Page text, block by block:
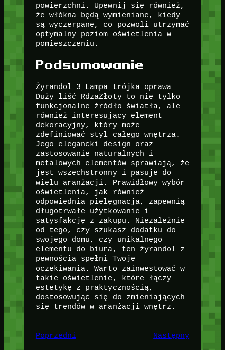
powierzchni. Upewnij się również,
że włókna będą wymieniane, kiedy
są wyczerpane, co pozwoli utrzymać
optymalny poziom oświetlenia w
pomieszczeniu.
Podsumowanie
Żyrandol 3 Lampa trójka oprawa
Duży liść RdzaZłoty to nie tylko
funkcjonalne źródło światła, ale
również interesujący element
dekoracyjny, który może
zdefiniować styl całego wnętrza.
Jego elegancki design oraz
zastosowanie naturalnych i
metalowych elementów sprawiają, że
jest wszechstronny i pasuje do
wielu aranżacji. Prawidłowy wybór
oświetlenia, jak również
odpowiednia pielęgnacja, zapewnią
długotrwałe użytkowanie i
satysfakcję z zakupu. Niezależnie
od tego, czy szukasz dodatku do
swojego domu, czy unikalnego
elementu do biura, ten żyrandol z
pewnością spełni Twoje
oczekiwania. Warto zainwestować w
takie oświetlenie, które łączy
estetykę z praktycznością,
dostosowując się do zmieniających
się trendów w aranżacji wnętrz.
Poprzedni Następny